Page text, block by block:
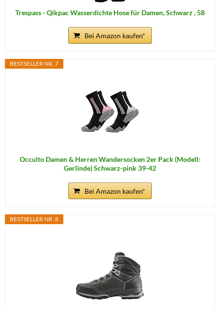
Trespass - Qikpac Wasserdichte Hose für Damen, Schwarz , 58
Bei Amazon kaufen*
BESTSELLER NR. 7
Occulto Damen & Herren Wandersocken 2er Pack (Modell:
Gerlinde) Schwarz-pink 39-42
Bei Amazon kaufen*
BESTSELLER NR. 8